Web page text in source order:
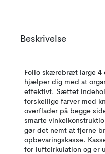
Beskrivelse
Folio skærebræt large 4
hjælper dig med at
effektivt. Sættet
forskellige farver med
overflader på begge
smarte
gør det nemt at fjerne
opbevaringskasse.
for luftcirkulation og er